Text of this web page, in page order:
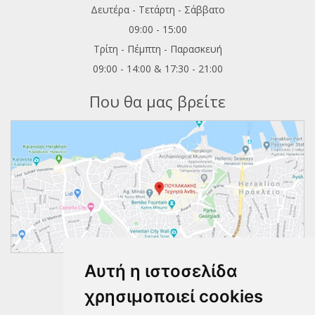
Αυτή η ιστοσελίδα
χρησιμοποιεί cookies
Δευτέρα - Τετάρτη - Σάββατο
09:00 - 15:00
Τρίτη - Πέμπτη - Παρασκευή
09:00 - 14:00 & 17:30 - 21:00
Που θα μας βρείτε
Ακολουθήστε μας